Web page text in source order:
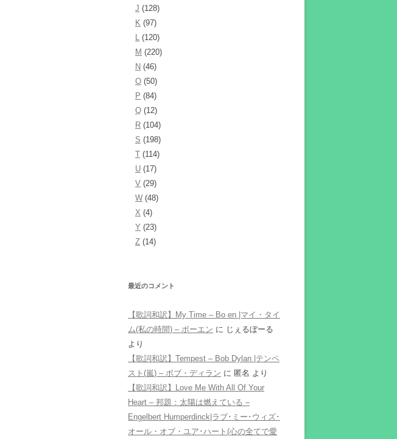
J (128)
K (97)
L (120)
M (220)
N (46)
O (50)
P (84)
Q (12)
R (104)
S (198)
T (114)
U (17)
V (29)
W (48)
X (4)
Y (23)
Z (14)
最近のコメント
【歌詞和訳】My Time – Bo en |マイ・タイ
ム(私の時間) – ボーエン に じぇるぼーる
より
【歌詞和訳】Tempest – Bob Dylan |テンペ
スト(嵐) – ボブ・ディラン に 匿名 より
【歌詞和訳】Love Me With All Of Your
Heart – 邦題：太陽は燃えている –
Engelbert Humperdinck|ラブ･ミー･ウィズ･
オール・オブ・ユア･ハート(心の全てで愛